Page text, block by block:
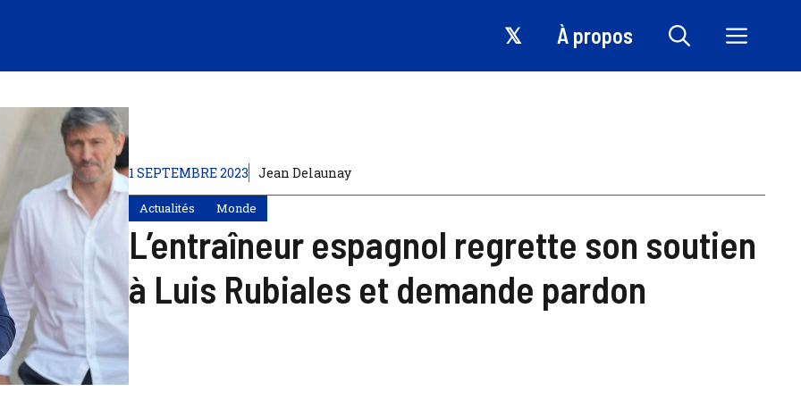
𝕏 À propos
1 SEPTEMBRE 2023 Jean Delaunay
Actualités Monde
L’entraîneur espagnol regrette son soutien
à Luis Rubiales et demande pardon